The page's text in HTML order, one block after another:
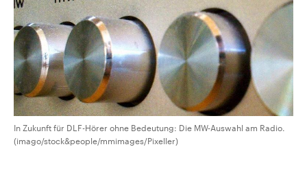
In Zukunft für DLF-Hörer ohne Bedeutung: Die MW-Auswahl am Radio.
(imago/stock&people/mmimages/Pixeller)